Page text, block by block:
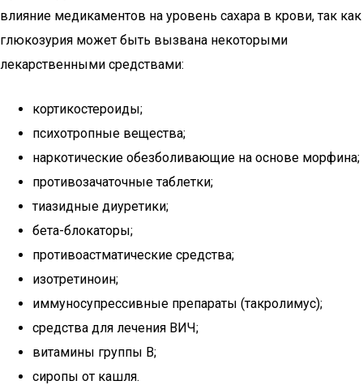
влияние медикаментов на уровень сахара в крови, так как
глюкозурия может быть вызвана некоторыми
лекарственными средствами:
кортикостероиды;
психотропные вещества;
наркотические обезболивающие на основе морфина;
противозачаточные таблетки;
тиазидные диуретики;
бета-блокаторы;
противоастматические средства;
изотретиноин;
иммуносупрессивные препараты (такролимус);
средства для лечения ВИЧ;
витамины группы B;
сиропы от кашля.